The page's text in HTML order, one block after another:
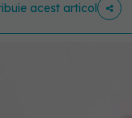
acest articol